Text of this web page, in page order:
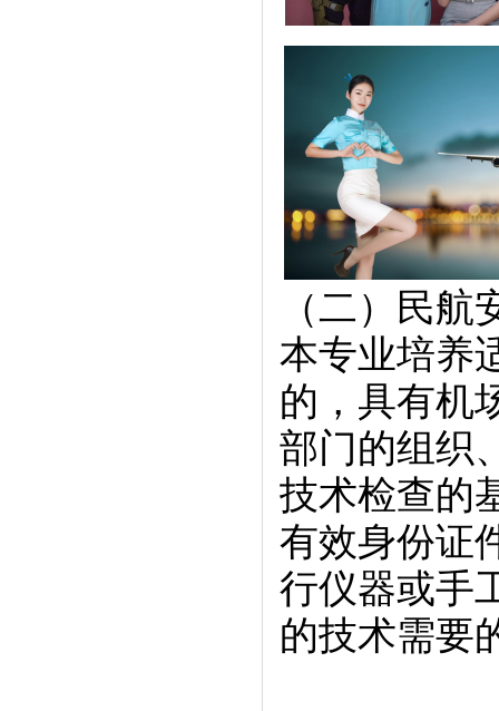
（二）民
本专业培养
的，具有机
部门的组织
技术检查的
有效身份证
行仪器或手
的技术需要